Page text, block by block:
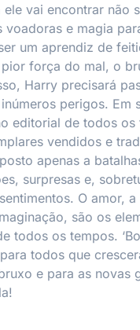
vai encontrar não
voadoras e magia
um aprendiz de
força do mal, o
Harry precisará
perigos. Em
editorial de todos os
vendidos e
apenas a
surpresas e,
O amor, a
são os
todos os tempos.
todos que
e para as novas